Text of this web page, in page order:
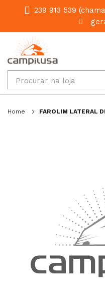
239 913 539
Home FAROLIM LATERAL